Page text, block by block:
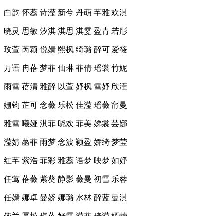
白韵 怀蕊 诗滢 新兮 丹萌 芊雅 欢淇
晓灵 思敏 汐淇 淇思 淇雯 盈青 若彤
玫萱 芮颖 悦婧 熙枫 绮璐 醉可 爱筱
万语 冉蓓 梦菲 仙琳 菲倩 瑶裳 竹妮
雨雪 蓓清 雅醉 以萱 妤枫 雪妤 欣滢
姗钧 芷可 念薇 乐松 佳滢 瑶薇 甯曼
雅雪 曦娅 淇菲 晓欢 菲美 娣裳 芸娜
滢婧 菡菲 雨梦 念波 颖盈 娇绮 梦莹
红芊 紫浩 菲彩 雅蕊 语梦 映梦 如妤
任莺 蓓薇 紫葵 静影 薇曼 初雪 乐蓉
任嫣 娜卓 曼娇 娜璐 水林 醉蓝 曼淇